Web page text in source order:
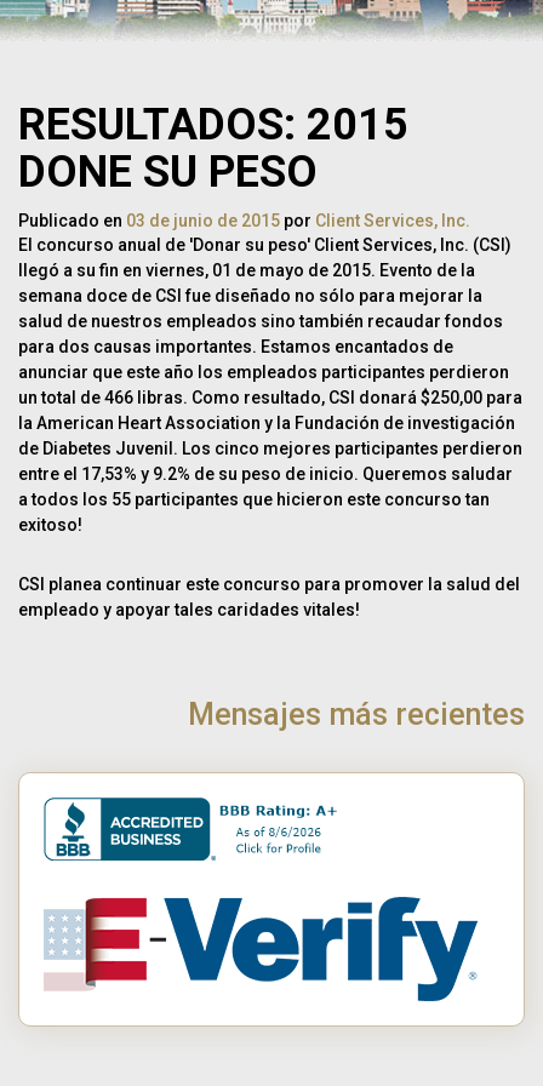
RESULTADOS: 2015
DONE SU PESO
Publicado en 03 de junio de 2015 por Client Services, Inc.
El concurso anual de 'Donar su peso' Client Services, Inc. (CSI)
llegó a su fin en viernes, 01 de mayo de 2015. Evento de la
semana doce de CSI fue diseñado no sólo para mejorar la
salud de nuestros empleados sino también recaudar fondos
para dos causas importantes. Estamos encantados de
anunciar que este año los empleados participantes perdieron
un total de 466 libras. Como resultado, CSI donará $250,00 para
la American Heart Association y la Fundación de investigación
de Diabetes Juvenil. Los cinco mejores participantes perdieron
entre el 17,53% y 9.2% de su peso de inicio. Queremos saludar
a todos los 55 participantes que hicieron este concurso tan
exitoso!
CSI planea continuar este concurso para promover la salud del
empleado y apoyar tales caridades vitales!
Mensajes más recientes